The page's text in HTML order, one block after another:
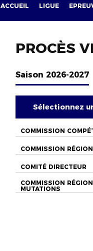
ACCUEIL LIGUE
PROCÈS
Saison 2026-2027
Sélectionnez
COMMISSION
COMMISSION
COMITÉ DIRECTEUR
COMMISSION
MUTATIONS